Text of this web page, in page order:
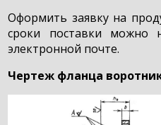
Оформить заявку на
сроки поставки можно
электронной почте.
Чертеж фланца